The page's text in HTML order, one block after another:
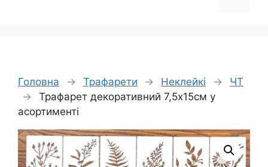
Головна → Трафарети → Неклейкі →
ЧТ
→
Трафарет декоративний 7,5х15см у
асортименті